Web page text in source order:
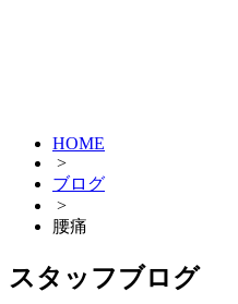
HOME
>
ブログ
>
腰痛
スタッフブログ